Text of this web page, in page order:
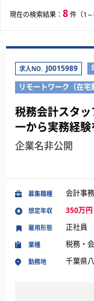
現在の検索結果： 8 件（1～
求人NO. J0015989
リモートワーク（在宅
税務会計スタッ
一から実務経験
企業名非公開
募集職種 会計事
想定年収 350万
業種 税務・
勤務地 千葉県
雇用形態 正社員